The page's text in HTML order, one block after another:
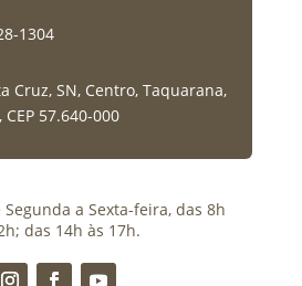
1304
Cruz, SN, Centro, Taquarana,
CEP 57.640-000
a Sexta-feira, das 8h
das 14h às 17h.